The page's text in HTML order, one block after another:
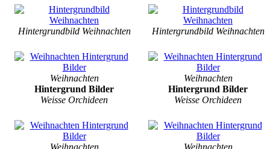
Hintergrundbild Weihnachten Hintergrundbild Weihnachten
Weihnachten
Hintergrund Bilder
Weisse Orchideen
Weihnachten
Hintergrund Bilder
Weisse Orchideen
Weihnachten
Weihnachten